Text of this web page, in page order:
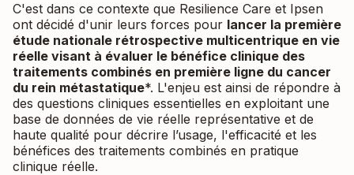
C'est dans ce contexte que Resilience Care et Ipsen
ont décidé d'unir leurs forces pour lancer la première
étude nationale rétrospective multicentrique en vie
réelle visant à évaluer le bénéfice clinique des
traitements combinés en première ligne du cancer
du rein métastatique*. L'enjeu est ainsi de répondre à
des questions cliniques essentielles en exploitant une
base de données de vie réelle représentative et de
haute qualité pour décrire l’usage, l'efficacité et les
bénéfices des traitements combinés en pratique
clinique réelle.